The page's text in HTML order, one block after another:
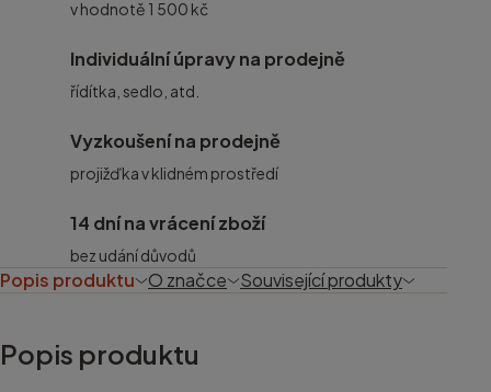
v hodnotě 1 500 kč
Individuální úpravy na prodejně
řídítka, sedlo, atd.
Vyzkoušení na prodejně
projižďka v klidném prostředí
14 dní na vrácení zboží
bez udání důvodů
Popis produktu O značce Související produkty
Popis produktu